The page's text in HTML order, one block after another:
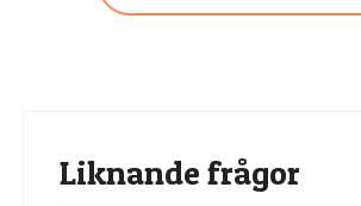
Liknande frågor